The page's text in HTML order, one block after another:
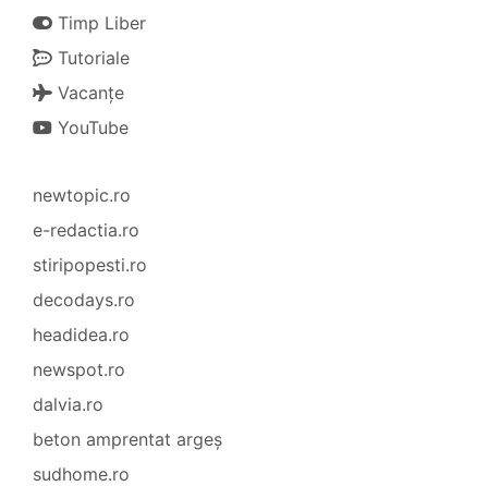
Timp Liber
Tutoriale
Vacanțe
YouTube
newtopic.ro
e-redactia.ro
stiripopesti.ro
decodays.ro
headidea.ro
newspot.ro
dalvia.ro
beton amprentat argeș
sudhome.ro